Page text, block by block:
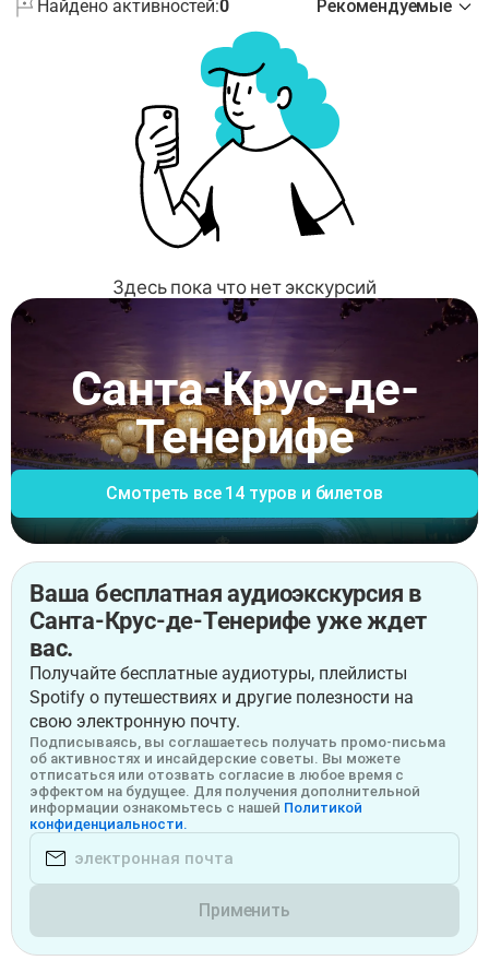
Найдено активностей:0 Рекомендуемые
Здесь пока что нет экскурсий
Санта-Крус-де-
Тенерифе
Смотреть все 14 туров и билетов
Ваша бесплатная аудиоэкскурсия в
Санта-Крус-де-Тенерифе уже ждет
вас.
Получайте бесплатные аудиотуры, плейлисты
Spotify о путешествиях и другие полезности на
свою электронную почту.
Подписываясь, вы соглашаетесь получать промо-письма
об активностях и инсайдерские советы. Вы можете
отписаться или отозвать согласие в любое время с
эффектом на будущее. Для получения дополнительной
информации ознакомьтесь с нашей Политикой
конфиденциальности.
Применить